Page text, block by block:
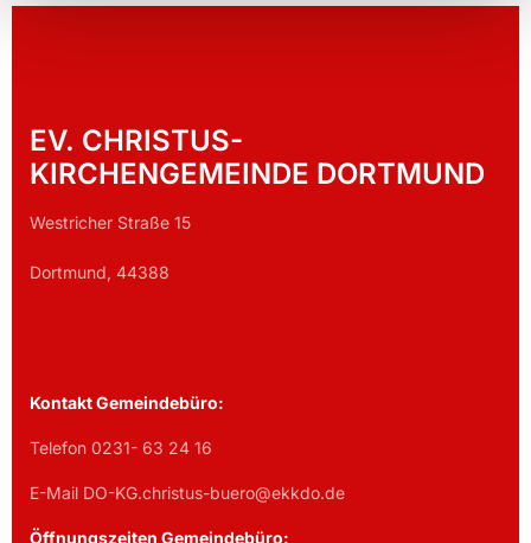
EV. CHRISTUS-
KIRCHENGEMEINDE DORTMUND
Westricher Straße 15
Dortmund, 44388
Kontakt Gemeindebüro:
Telefon 0231- 63 24 16
E-Mail DO-KG.christus-buero@ekkdo.de
Öffnungszeiten Gemeindebüro: